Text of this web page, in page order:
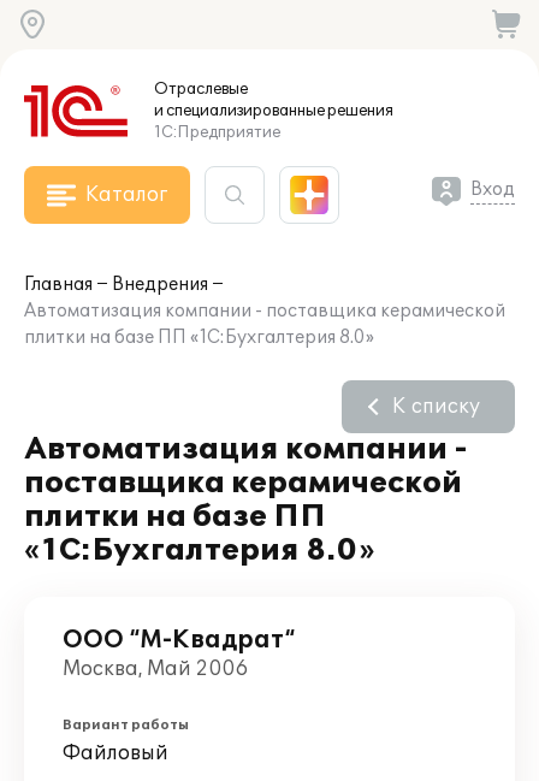
Отраслевые
и специализированныерешения
1С:Предприятие
Каталог Вход
Главная
Внедрения
Автоматизация компании - поставщика керамической
плитки на базе ПП «1С:Бухгалтерия 8.0»
Автоматизация компании -
поставщика керамической
плитки на базе ПП
«1С:Бухгалтерия 8.0»
К списку
ООО “М-Квадрат“
Москва, Май 2006
Вариант работы
Файловый